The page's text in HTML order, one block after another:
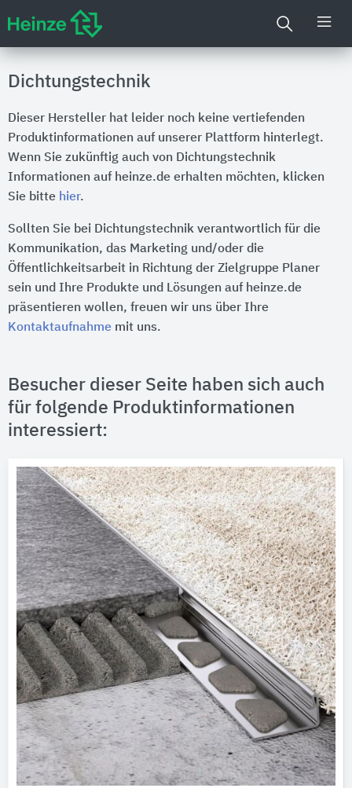
Dichtungstechnik
Dieser Hersteller hat leider noch keine vertiefenden
Produktinformationen auf unserer Plattform hinterlegt.
Wenn Sie zukünftig auch von Dichtungstechnik
Informationen auf heinze.de erhalten möchten, klicken
Sie bitte hier.
Sollten Sie bei Dichtungstechnik verantwortlich für die
Kommunikation, das Marketing und/oder die
Öffentlichkeitsarbeit in Richtung der Zielgruppe Planer
sein und Ihre Produkte und Lösungen auf heinze.de
präsentieren wollen, freuen wir uns über Ihre
Kontaktaufnahme mit uns.
Besucher dieser Seite haben sich auch
für folgende Produktinformationen
interessiert: